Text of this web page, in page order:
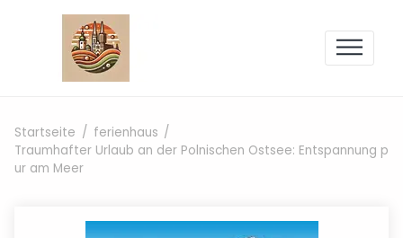
Zum Inhalt springen
Startseite
ferienhaus
Traumhafter Urlaub an der Polnischen Ostsee: Entspannung p
ur am Meer